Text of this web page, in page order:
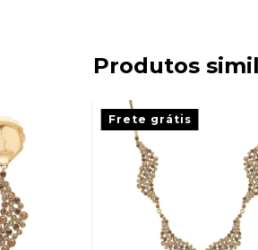
Produtos
Frete grátis